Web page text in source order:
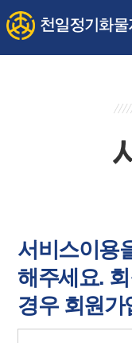
서비스이용
해주세요.
경우 회원가